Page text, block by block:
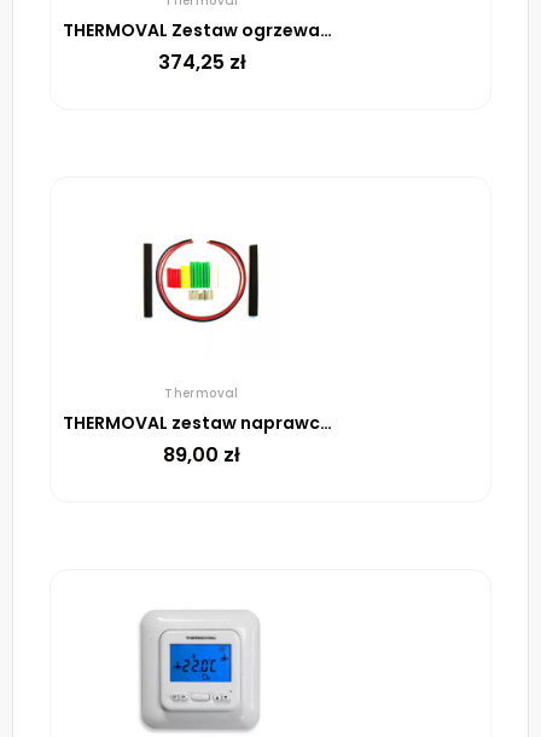
THERMOVAL Zestaw ogrzewania podłogowego – mata TV TO 1m² 170W/m² regulator TT 16 biały
374,25 zł
Thermoval
THERMOVAL zestaw naprawczy do uszkodzeń w matach i przewodach
89,00 zł